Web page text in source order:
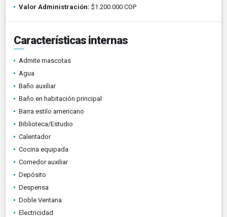
Valor Administración: $1.200.000 COP
Características internas
Admite mascotas
Agua
Baño auxiliar
Baño en habitación principal
Barra estilo americano
Biblioteca/Estudio
Calentador
Cocina equipada
Comedor auxiliar
Depósito
Despensa
Doble Ventana
Electricidad